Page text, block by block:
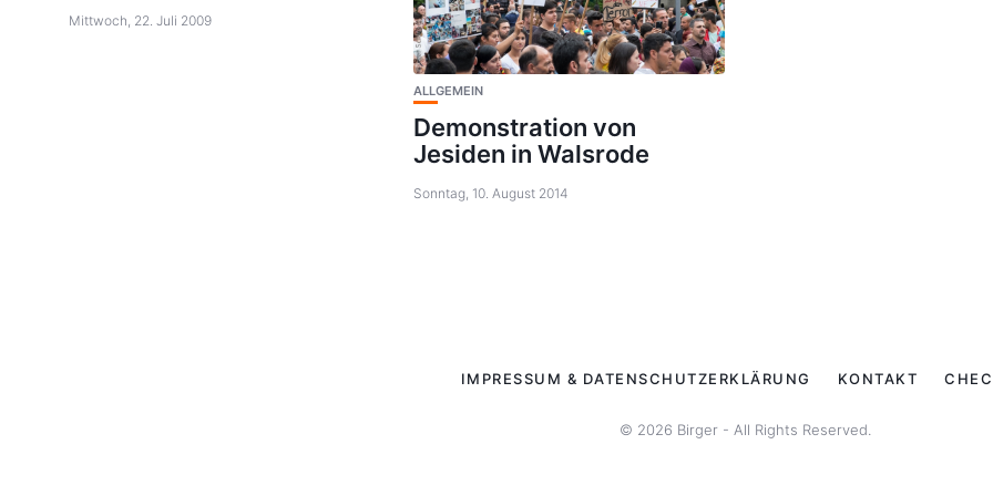
Mittwoch, 22. Juli 2009
ALLGEMEIN
Demonstration von
Jesiden in Walsrode
Sonntag, 10. August 2014
IMPRESSUM & DATENSCHUTZERKLÄRUNG KONTAKT
© 2026 Birger - All Rights Reserved.